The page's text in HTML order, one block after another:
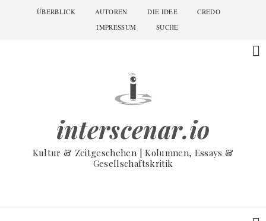
ÜBERBLICK AUTOREN DIE IDEE
CREDO
IMPRESSUM
SUCHE
interscenar.io
Kultur & Zeitgeschehen | Kolumnen, Essays &
Gesellschaftskritik